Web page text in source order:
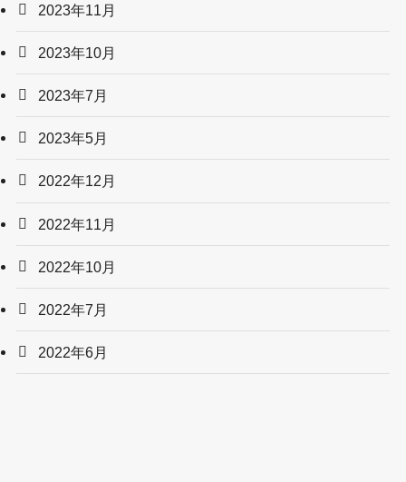
2023年11月
2023年10月
2023年7月
2023年5月
2022年12月
2022年11月
2022年10月
2022年7月
2022年6月